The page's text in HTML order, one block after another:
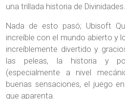
una trillada historia de Divinidades.
Nada de esto pasó; Ubisoft
increíble con el mundo abierto y
increíblemente divertido y
las peleas, la historia y
(especialmente a nivel
buenas sensaciones, el juego
que aparenta.